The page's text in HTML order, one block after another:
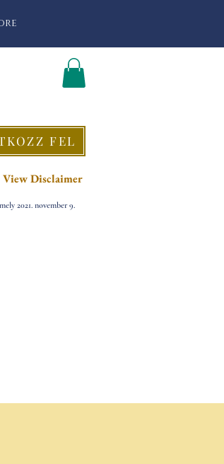
FEL
View Disclaimer
2021. november 9.